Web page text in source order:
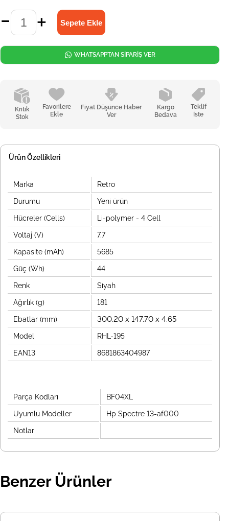
Kritik
Stok
Favorilere
Ekle
Fiyat Düşünce Haber
Ver
Kargo
Bedava
Teklif
İste
WHATSAPPTAN SİPARİŞ VER
Ürün Özellikleri
Marka Retro
Durumu Yeni ürün
Hücreler (Cells) Li-polymer - 4 Cell
Voltaj (V) 7.7
Kapasite (mAh) 5685
Güç (Wh) 44
Renk Siyah
Ağırlık (g) 181
Ebatlar (mm) 300.20 x 147.70 x 4.65
Model RHL-195
EAN13 8681863404987
Parça Kodları BF04XL
Uyumlu Modeller Hp Spectre 13-af000
Notlar
Benzer Ürünler